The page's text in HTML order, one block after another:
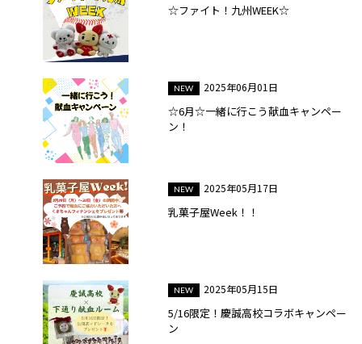
☆ファイト！九州WEEK☆
2025年06月01日
☆6月☆一緒に行こう献血キャンペー
ン！
2025年05月17日
乳菓子屋Week！！
2025年05月15日
5/16限定！慶誠高校コラボキャンペー
ン